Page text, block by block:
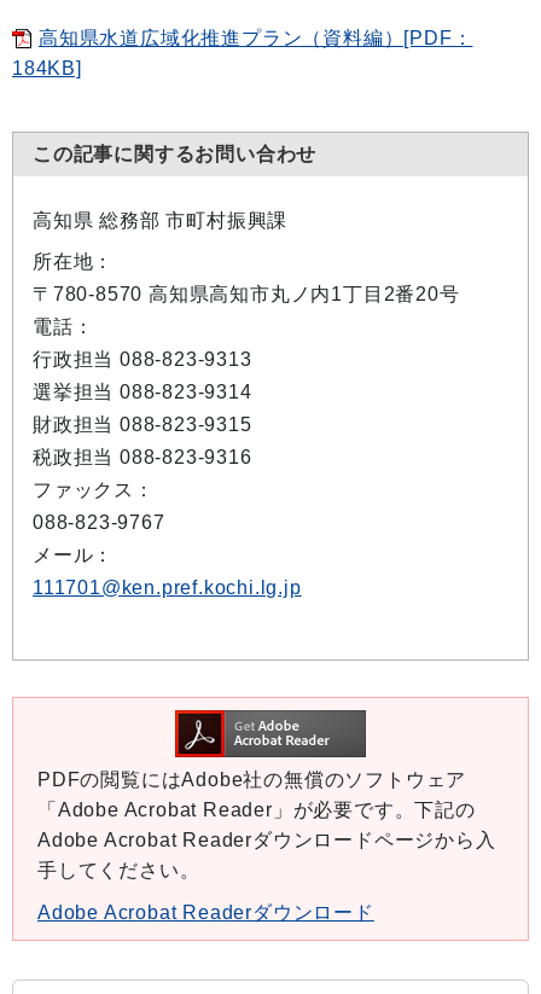
高知県水道広域化推進プラン（資料編）[PDF：
184KB]
この記事に関するお問い合わせ
高知県 総務部 市町村振興課
所在地：
〒780-8570 高知県高知市丸ノ内1丁目2番20号
電話：
行政担当 088-823-9313
選挙担当 088-823-9314
財政担当 088-823-9315
税政担当 088-823-9316
ファックス：
088-823-9767
メール：
111701@ken.pref.kochi.lg.jp
PDFの閲覧にはAdobe社の無償のソフトウェア
「Adobe Acrobat Reader」が必要です。下記の
Adobe Acrobat Readerダウンロードページから入
手してください。
Adobe Acrobat Readerダウンロード